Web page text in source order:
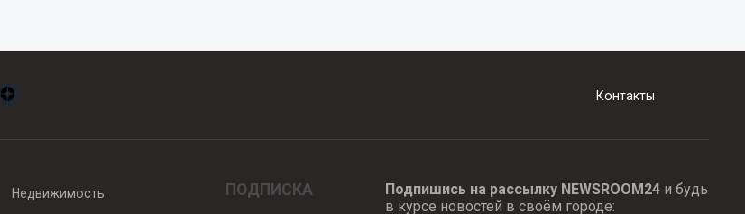
Контакты
Недвижимость ПОДПИСКА Подпишись на рассылку NEWSROOM24и будь
в курсе новостей в своём городе: